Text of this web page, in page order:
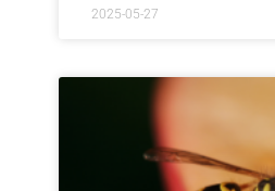
2025-05-27